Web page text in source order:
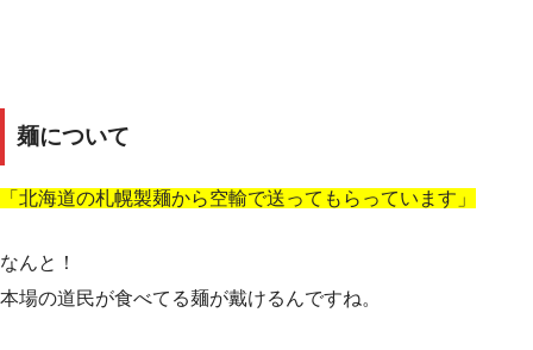
麺について
「北海道の札幌製麺から空輸で送ってもらっています」
なんと！
本場の道民が食べてる麺が戴けるんですね。